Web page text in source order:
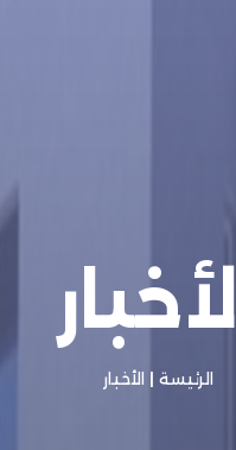
الأخبار
الرئيسة | الأخبار